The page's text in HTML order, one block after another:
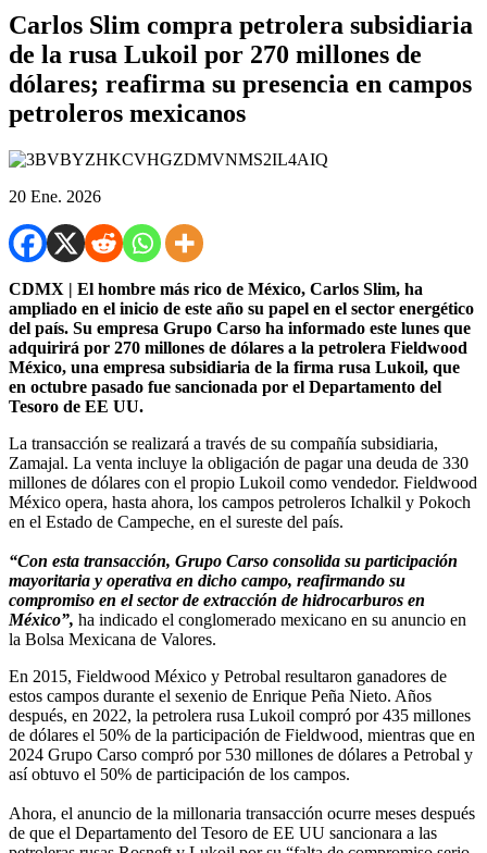
Carlos Slim compra petrolera subsidiaria
de la rusa Lukoil por 270 millones de
dólares; reafirma su presencia en campos
petroleros mexicanos
20 Ene. 2026
CDMX | El hombre más rico de México, Carlos Slim, ha
ampliado en el inicio de este año su papel en el sector energético
del país. Su empresa Grupo Carso ha informado este lunes que
adquirirá por 270 millones de dólares a la petrolera Fieldwood
México, una empresa subsidiaria de la firma rusa Lukoil, que
en octubre pasado fue sancionada por el Departamento del
Tesoro de EE UU.
La transacción se realizará a través de su compañía subsidiaria,
Zamajal. La venta incluye la obligación de pagar una deuda de 330
millones de dólares con el propio Lukoil como vendedor. Fieldwood
México opera, hasta ahora, los campos petroleros Ichalkil y Pokoch
en el Estado de Campeche, en el sureste del país.
“Con esta transacción, Grupo Carso consolida su participación
mayoritaria y operativa en dicho campo, reafirmando su
compromiso en el sector de extracción de hidrocarburos en
México”, ha indicado el conglomerado mexicano en su anuncio en
la Bolsa Mexicana de Valores.
En 2015, Fieldwood México y Petrobal resultaron ganadores de
estos campos durante el sexenio de Enrique Peña Nieto. Años
después, en 2022, la petrolera rusa Lukoil compró por 435 millones
de dólares el 50% de la participación de Fieldwood, mientras que en
2024 Grupo Carso compró por 530 millones de dólares a Petrobal y
así obtuvo el 50% de participación de los campos.
Ahora, el anuncio de la millonaria transacción ocurre meses después
de que el Departamento del Tesoro de EE UU sancionara a las